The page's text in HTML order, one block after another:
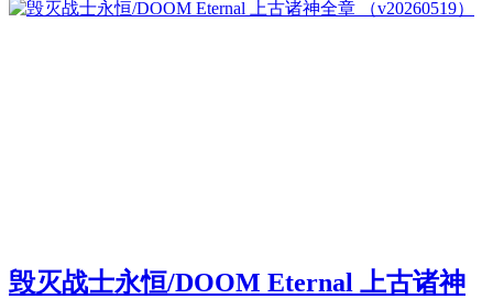
毁灭战士永恒/DOOM Eternal 上古诸神